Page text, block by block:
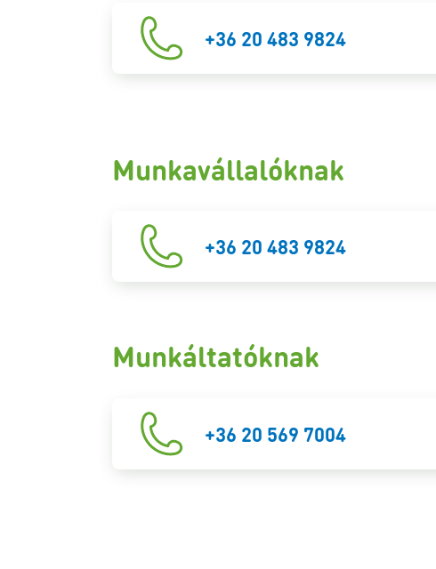
+36 20 483 9824
Munkavállalóknak
+36 20 483 9824
Munkáltatóknak
+36 20 569 7004